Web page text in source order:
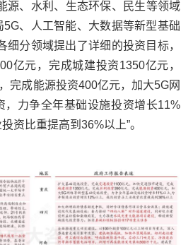
源、水利、生态环保、民生等领域
、人工智能、大数据等新型基础
细分领域提出了详细的投资目标，
亿元，完成城建投资1350亿元，
完成能源投资400亿元，加大5G网
，力争全年基础设施投资增长11%
资比重提高到36%以上”。